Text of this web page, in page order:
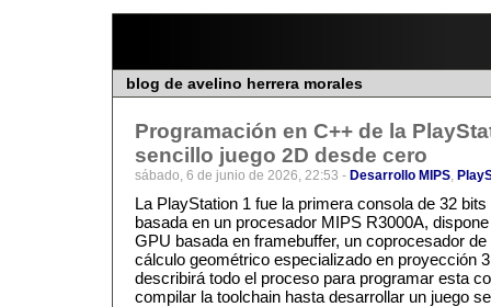
blog de avelino herrera morales
Programación en C++ de la
sencillo juego 2D desde cero
sábado, 6 de junio de 2026, 22:53 - Desarrollo MIPS,
La PlayStation 1 fue la primera consola de 32
basada en un procesador MIPS R3000A,
GPU basada en framebuffer, un coprocesador
cálculo geométrico especializado en proyección
describirá todo el proceso para programar esta
compilar la toolchain hasta desarrollar un juego